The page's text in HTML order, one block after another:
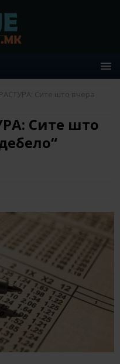
Сите што вчера
Сите што